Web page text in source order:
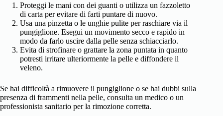
Proteggi le mani con dei guanti o utilizza un fazzoletto
di carta per evitare di farti puntare di nuovo.
Usa una pinzetta o le unghie pulite per raschiare via il
pungiglione. Esegui un movimento secco e rapido in
modo da farlo uscire dalla pelle senza schiacciarlo.
Evita di strofinare o grattare la zona puntata in quanto
potresti irritare ulteriormente la pelle e diffondere il
veleno.
Se hai difficoltà a rimuovere il pungiglione o se hai dubbi sulla
presenza di frammenti nella pelle, consulta un medico o un
professionista sanitario per la rimozione corretta.